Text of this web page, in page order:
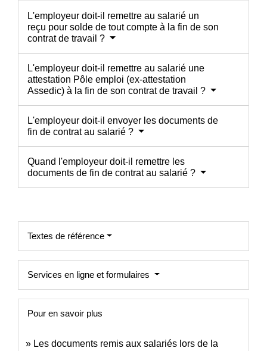
L'employeur doit-il remettre au salarié un
reçu pour solde de tout compte à la fin de son
contrat de travail ?
L'employeur doit-il remettre au salarié une
attestation Pôle emploi (ex-attestation
Assedic) à la fin de son contrat de travail ?
L'employeur doit-il envoyer les documents de
fin de contrat au salarié ?
Quand l'employeur doit-il remettre les
documents de fin de contrat au salarié ?
Textes de référence
Services en ligne et formulaires
Pour en savoir plus
Les documents remis aux salariés lors de la